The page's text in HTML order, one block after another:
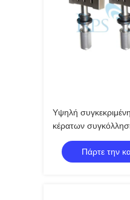
Υψηλή
κέρατων
χαμηλής
Πάρτε την